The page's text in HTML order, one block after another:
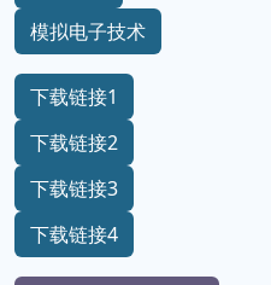
模拟电子技术
下载链接1
下载链接2
下载链接3
下载链接4